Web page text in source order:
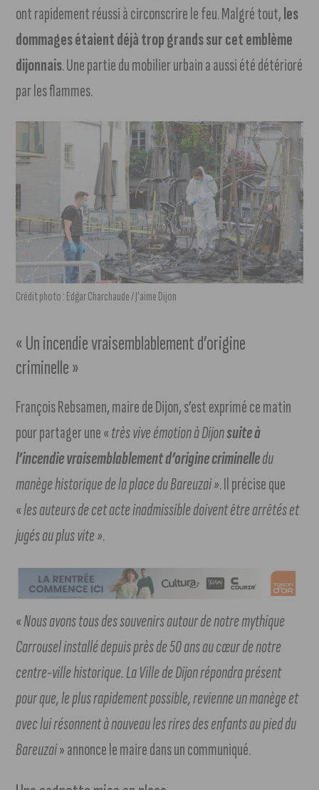
ont rapidement réussi à circonscrire le feu. Malgré tout,les
dommages étaient déjà trop grands sur cet emblème
dijonnais. Une partie du mobilier urbain a aussi été détérioré
par les flammes.
Crédit photo : Edgar Charchaude / J’aime Dijon
« Un incendie vraisemblablement d’origine
criminelle »
François Rebsamen, maire de Dijon, s’est exprimé ce matin
pour partager une «très vive émotion à Dijonsuite à
l’incendie vraisemblablement d’origine criminelledu
manège historique de la place du Bareuzai ». Il précise que
«les auteurs de cet acte inadmissible doivent être arrêtés et
jugés au plus vite ».
«Nous avons tous des souvenirs autour de notre mythique
Carrousel installé depuis près de 50 ans au cœur de notre
centre-ville historique. La Ville de Dijon répondra présent
pour que, le plus rapidement possible, revienne un manège et
avec lui résonnent à nouveau les rires des enfants au pied du
Bareuzai» annonce le maire dans un communiqué.